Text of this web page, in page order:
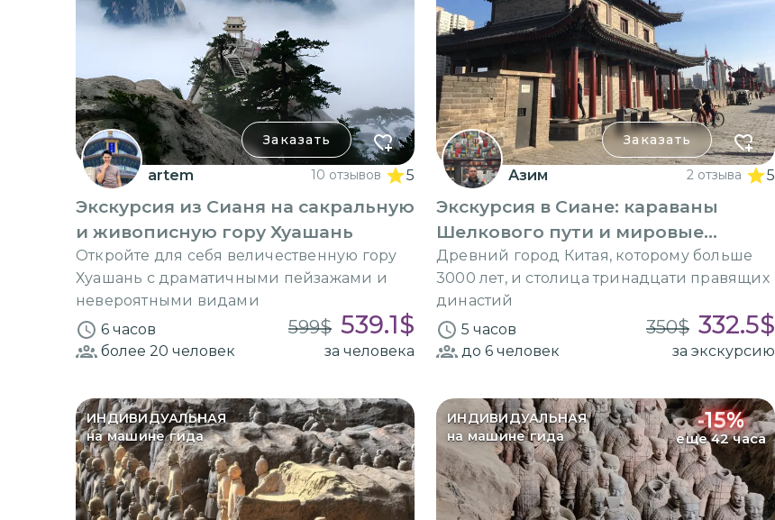
Заказать
artem 10 отзывов 5
Экскурсия из Сианя на сакральную
и живописную гору Хуашань
Откройте для себя величественную гору
Хуашань с драматичными пейзажами и
невероятными видами
6 часов
599$ 539.1$
более 20 человек за человека
Заказать
Азим 2 отзыва 5
Экскурсия в Сиане: караваны
Шелкового пути и мировые
религии
Древний город Китая, которому больше
3000 лет, и столица тринадцати правящих
династий
5 часов
350$ 332.5$
до 6 человек за экскурсию
ИНДИВИДУАЛЬНАЯ
на машине гида
ИНДИВИДУАЛЬНАЯ
на машине гида
-15%
еще 42 часа